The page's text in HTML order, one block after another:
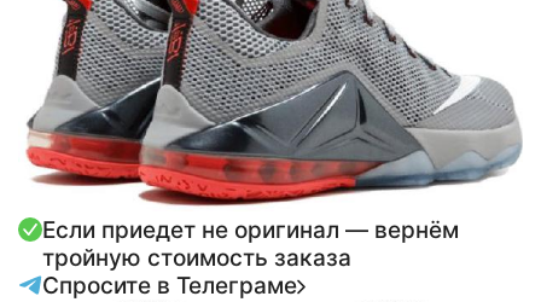
Если приедет не оригинал — вернём
тройную стоимость заказа
Спросите в Телеграме